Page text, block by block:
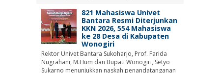
821 Mahasiswa Univet
Bantara Resmi Diterjunkan
KKN 2026, 554 Mahasiswa
ke 28 Desa di Kabupaten
Wonogiri
Rektor Univet Bantara Sukoharjo, Prof. Farida
Nugrahani, M.Hum dan Bupati Wonogiri, Setyo
Sukarno menunjukkan naskah penandatanganan